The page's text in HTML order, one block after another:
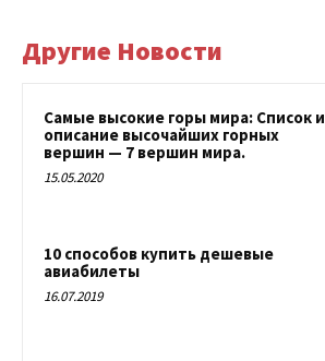
Другие Новости
Самые высокие горы мира: Список и
описание высочайших горных
вершин — 7 вершин мира.
15.05.2020
10 способов купить дешевые
авиабилеты
16.07.2019